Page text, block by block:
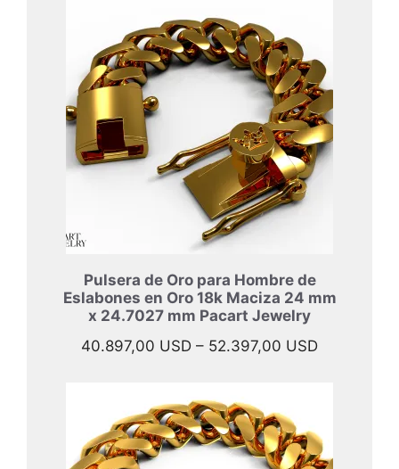
hasta
57.997,00
Pulsera de Oro para Hombre de
Eslabones en Oro 18k Maciza 24 mm
x 24.7027 mm Pacart Jewelry
40.897,00 USD – 52.397,00 USDRango
40.897,00
hasta